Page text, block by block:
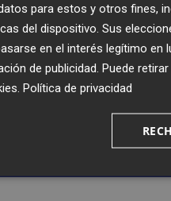
Recibe toda la
Plaza Podcast en
para estos y otros fines,
del dispositivo. Sus
en el interés legítimo en
de publicidad . Puede
Política de privacidad